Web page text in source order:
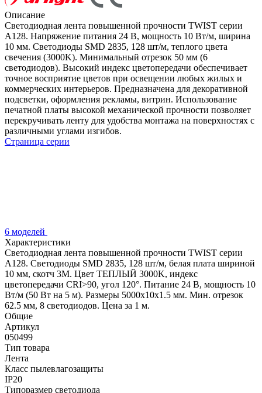
Описание
Светодиодная лента повышенной прочности TWIST серии
A128. Напряжение питания 24 В, мощность 10 Вт/м, ширина
10 мм. Светодиоды SMD 2835, 128 шт/м, теплого цвета
свечения (3000K). Минимальный отрезок 50 мм (6
светодиодов). Высокий индекс цветопередачи обеспечивает
точное восприятие цветов при освещении любых жилых и
коммерческих интерьеров. Предназначена для декоративной
подсветки, оформления рекламы, витрин. Использование
печатной платы высокой механической прочности позволяет
перекручивать ленту для удобства монтажа на поверхностях с
различными углами изгибов.
Страница серии
6 моделей
Характеристики
Светодиодная лента повышенной прочности TWIST серии
A128. Светодиоды SMD 2835, 128 шт/м, белая плата шириной
10 мм, скотч 3M. Цвет ТЕПЛЫЙ 3000K, индекс
цветопередачи CRI>90, угол 120°. Питание 24 В, мощность 10
Вт/м (50 Вт на 5 м). Размеры 5000x10x1.5 мм. Мин. отрезок
62.5 мм, 8 светодиодов. Цена за 1 м.
Общие
Артикул
050499
Тип товара
Лента
Класс пылевлагозащиты
IP20
Типоразмер светодиода